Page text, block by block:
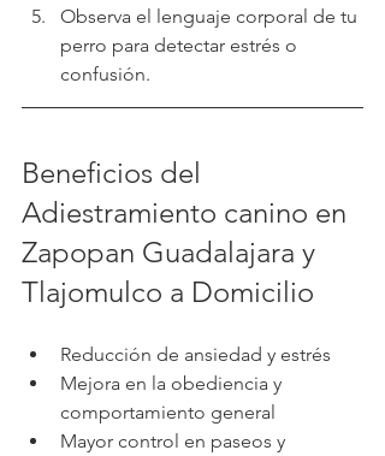
Observa el lenguaje corporal de tu
perro para detectar estrés o
confusión.
Beneficios del
Adiestramiento canino en
Zapopan Guadalajara y
Tlajomulco a Domicilio
Reducción de ansiedad y estrés
Mejora en la obediencia y
comportamiento general
Mayor control en paseos y